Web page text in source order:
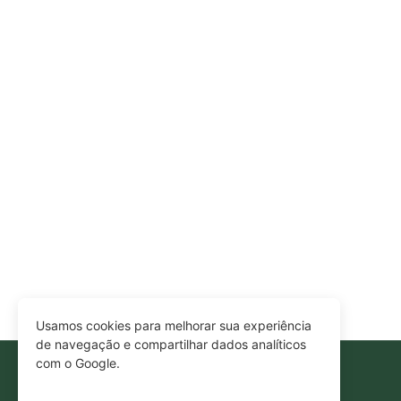
Usamos cookies para melhorar sua experiência
de navegação e compartilhar dados analíticos
com o Google.